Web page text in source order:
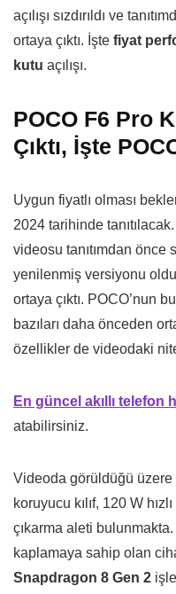
açılışı sızdırıldı ve
ortaya çıktı. İşte fiyat
kutu açılışı.
POCO F6 Pro
Çıktı, İşte
Uygun fiyatlı olması
2024 tarihinde
videosu tanıtımdan önce
yenilenmiş versiyonu
ortaya çıktı. POCO’nun
bazıları daha önceden
özellikler de videodaki
En güncel akıllı telefon
atabilirsiniz.
Videoda görüldüğü
koruyucu kılıf, 120 W
çıkarma aleti
kaplamaya sahip olan
Snapdragon 8 Gen 2